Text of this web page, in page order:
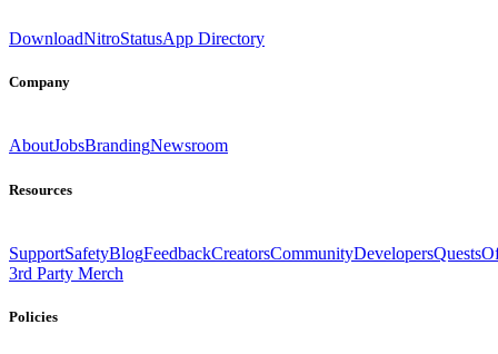
DownloadNitroStatusApp Directory
Company
AboutJobsBrandingNewsroom
Resources
SupportSafetyBlogFeedbackCreatorsCommunityDevelopersQuests
3rd Party Merch
Policies